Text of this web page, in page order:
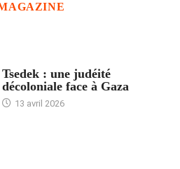
Tsedek : une judéité
décoloniale face à Gaza
13 avril 2026